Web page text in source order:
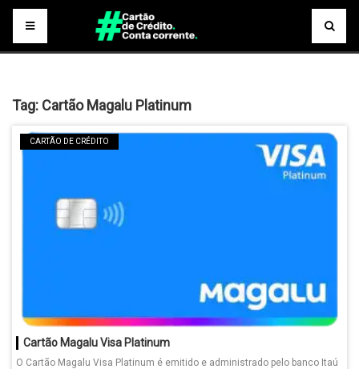
Tag: Cartão Magalu Platinum
CARTÃO DE CRÉDITO
Cartão Magalu Visa Platinum
O Cartão Magalu Visa Platinum é emitido e administrado pelo banco Itaú